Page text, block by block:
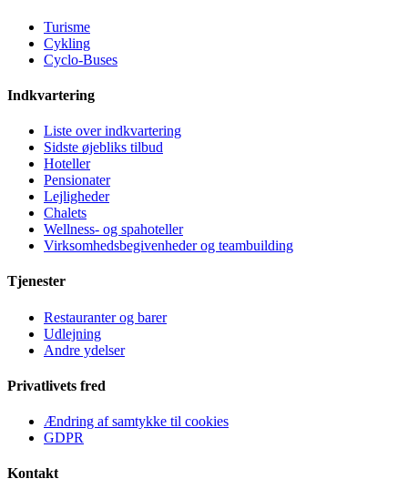
Turisme
Cykling
Cyclo-Buses
Indkvartering
Liste over indkvartering
Sidste øjebliks tilbud
Hoteller
Pensionater
Lejligheder
Chalets
Wellness- og spahoteller
Virksomhedsbegivenheder og teambuilding
Tjenester
Restauranter og barer
Udlejning
Andre ydelser
Privatlivets fred
Ændring af samtykke til cookies
GDPR
Kontakt